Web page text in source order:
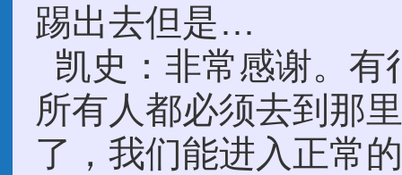
踢出去但是…
凯史：非常感谢。
所有人都必须去到那
了，我们能进入正常